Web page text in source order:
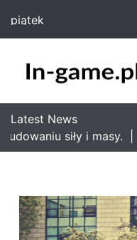
i
piątek
Latest News
siły i masy. |